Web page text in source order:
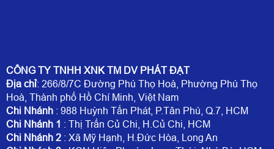
CÔNG TY TNHH XNK TM DV PHÁT ĐẠT
Địa chỉ: 266/8/7C Đường Phú Thọ Hoà, Phường Phú Thọ
Hoà, Thành phố Hồ Chí Minh, Việt Nam
Chi Nhánh : 988 Huỳnh Tấn Phát, P.Tân Phú, Q.7, HCM
Chi Nhánh 1 : Thị Trấn Củ Chi, H.Củ Chi, HCM
Chi Nhánh 2 : Xã Mỹ Hạnh, H.Đức Hòa, Long An